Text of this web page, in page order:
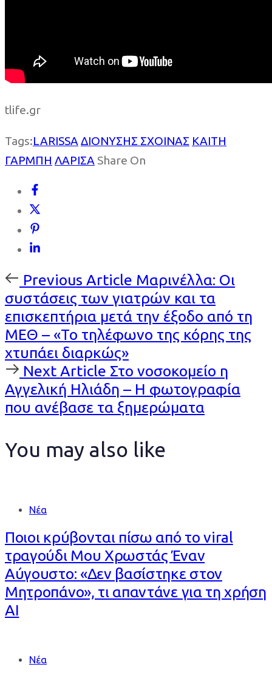
tlife.gr
Tags:LARISSA ΔΙΟΝΥΣΗΣ ΣΧΟΙΝΑΣ ΚΑΙΤΗ
ΓΑΡΜΠΗ ΛΑΡΙΣΑ Share On
Previous
Article
Previous Article Μαρινέλλα: Οι
συστάσεις των γιατρών και τα
επισκεπτήρια μετά την έξοδο από τη
ΜΕΘ – «Το τηλέφωνο της κόρης της
χτυπάει διαρκώς»
Next
Article
Next Article Στο νοσοκομείο η
Αγγελική Ηλιάδη – Η φωτογραφία
που ανέβασε τα ξημερώματα
You may also like
Νέα
Ποιοι κρύβονται πίσω από το viral
τραγούδι Μου Χρωστάς Έναν
Αύγουστο: «Δεν βασίστηκε στον
Μητροπάνο», τι απαντάνε για τη χρήση
AI
Νέα